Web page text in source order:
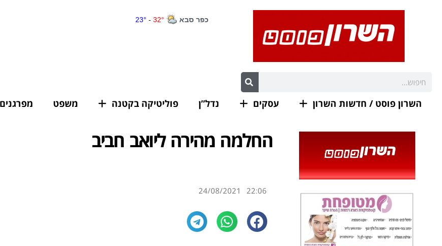
השרון פוסט / חדשות השרון עסקים נדל”ן פוליטיקה בקטנה משפט מפרגנים
החלמה מהירה ליואב חביב
22:06
24/08/2021